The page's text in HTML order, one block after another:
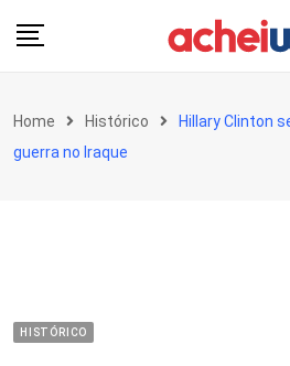
Home Histórico
Hillary Clinton
guerra no Iraque
HISTÓRICO